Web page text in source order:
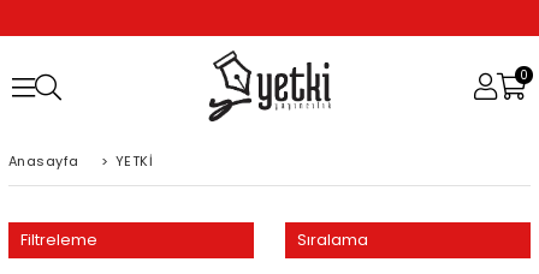
0
Anasayfa > YETKİ
Filtreleme Sıralama